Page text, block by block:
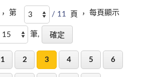
第 / 11 頁 ， 每頁顯示
筆,
1 2 3 4 5 6